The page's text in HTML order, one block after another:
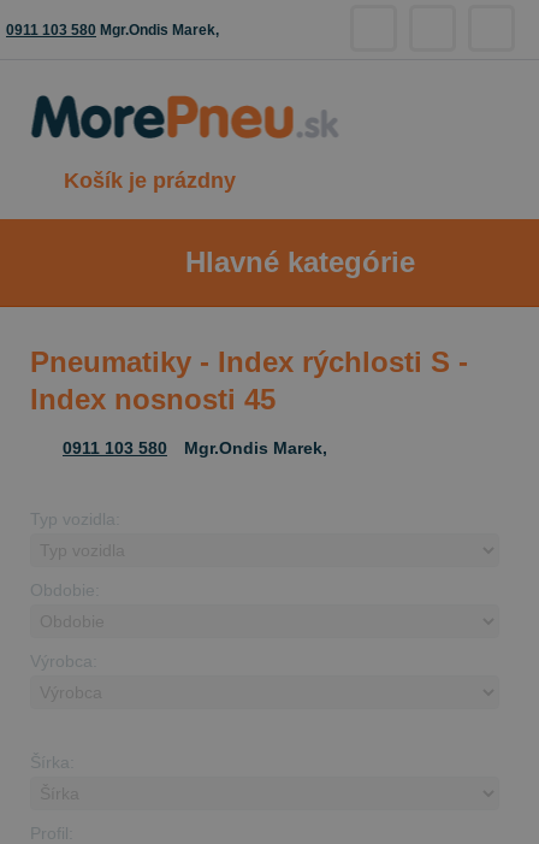
0911 103 580 Mgr.Ondis Marek,
Košík je prázdny
Hlavné kategórie
Pneumatiky - Index rýchlosti S -
Index nosnosti 45
0911 103 580 Mgr.Ondis Marek,
Typ vozidla:
Obdobie:
Výrobca:
Šírka:
Profil: